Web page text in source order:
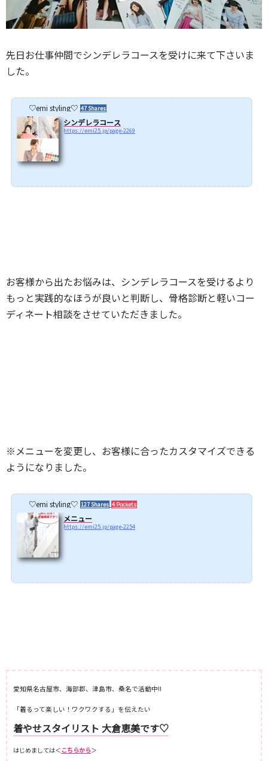
先日お仕事仲間でシンデレラコースを受けに来て下さいま
した。
♡emi styling♡ 47 Shares
シンデレラコース
https://emi25.jp/page-2269
お客様から出たお悩みは、シンデレラコースを受けるより
もっと実践的なほうが良いと判断し、骨格診断と軽いコー
ディネート相談をさせていただきました。
※メニューを変更し、お客様に合ったカスタマイズできる
ようになりました。
♡emi styling♡ 127 Shares 4 Pockets
メニュー
https://emi25.jp/page-2254
愛知県名古屋市、海部郡、津島市、桑名で活動中!!
「着るって楽しい！ワクワクする」を伝えたい
着やせスタイリスト 大倉恵美です♡
はじめましては＜ こちらから＞